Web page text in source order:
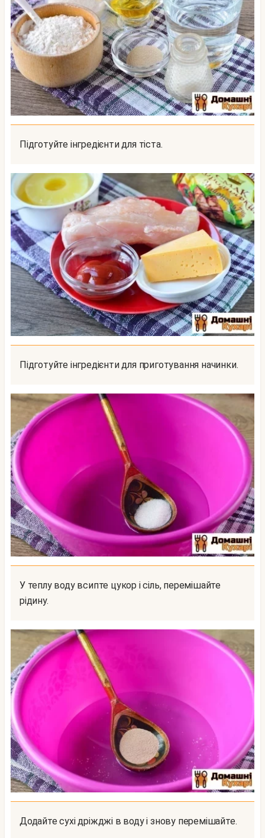
Підготуйте інгредієнти для тіста.
Підготуйте інгредієнти для приготування начинки.
У теплу воду всипте цукор і сіль, перемішайте
рідину.
Додайте сухі дріжджі в воду і знову перемішайте.